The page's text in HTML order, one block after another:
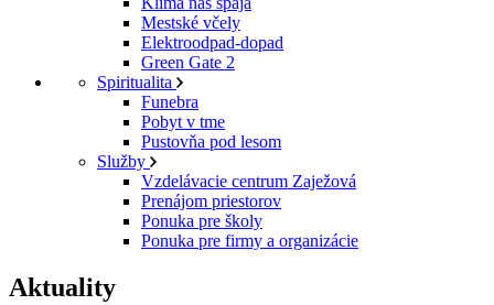
Mestské včely
Elektroodpad-dopad
Green Gate 2
Spiritualita
Funebra
Pobyt v tme
Pustovňa pod lesom
Služby
Vzdelávacie centrum Zaježová
Prenájom priestorov
Ponuka pre školy
Ponuka pre firmy a organizácie
Aktuality